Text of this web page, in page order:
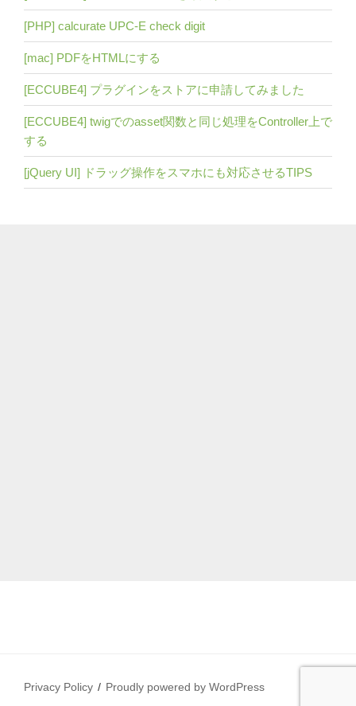
[PHP] calcurate UPC-E check digit
[mac] PDFをHTMLにする
[ECCUBE4] プラグインをストアに申請してみました
[ECCUBE4] twigでのasset関数と同じ処理をController上で
する
[jQuery UI] ドラッグ操作をスマホにも対応させるTIPS
Privacy Policy Proudly powered by WordPress